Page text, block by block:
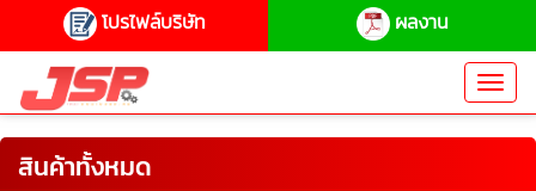
โปรไฟล์บริษัท ผลงาน
สินค้าทั้งหมด